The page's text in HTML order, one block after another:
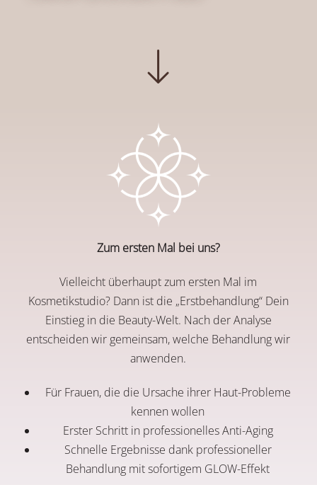
Zum ersten Mal bei uns?
Vielleicht überhaupt zum ersten Mal im
Kosmetikstudio? Dann ist die „Erstbehandlung“ Dein
Einstieg in die Beauty-Welt. Nach der Analyse
entscheiden wir gemeinsam, welche Behandlung wir
anwenden.
Für Frauen, die die Ursache ihrer Haut-Probleme
kennen wollen
Erster Schritt in professionelles Anti-Aging
Schnelle Ergebnisse dank professioneller
Behandlung mit sofortigem GLOW-Effekt